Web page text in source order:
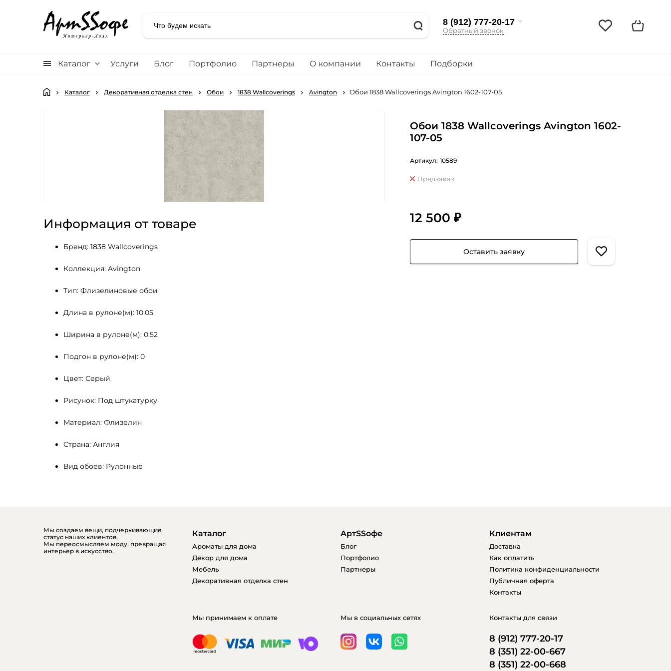
8 (912) 777-20-17
Обратный звонок
Каталог Услуги Блог Портфолио Партнеры О компании Контакты Подборки
Каталог Декоративная отделка стен Обои 1838 Wallcoverings Avington Обои 1838 Wallcoverings Avington 1602-107-05
Информация от товаре
Бренд: 1838 Wallcoverings
Коллекция: Avington
Тип: Флизелиновые обои
Длина в рулоне(м): 10.05
Ширина в рулоне(м): 0.52
Подгон в рулоне(м): 0
Цвет: Серый
Рисунок: Под штукатурку
Материал: Флизелин
Страна: Англия
Вид обоев: Рулонные
Обои 1838 Wallcoverings Avington 1602-
107-05
Артикул: 10589
Предзаказ
12 500 ₽
Оставить заявку
Мы создаем вещи, подчеркивающие
статус наших клиентов.
Мы переосмысляем моду, превращая
интерьер в искусство.
Каталог
Ароматы для дома
Декор для дома
Мебель
Декоративная отделка стен
AртSSофе
Блог
Портфолио
Партнеры
Клиентам
Доставка
Как оплатить
Политика конфиденциальности
Публичная оферта
Контакты
Мы принимаем к оплате Мы в социальных сетях Контакты для связи
8 (912) 777-20-17
8 (351) 22-00-667
8 (351) 22-00-668